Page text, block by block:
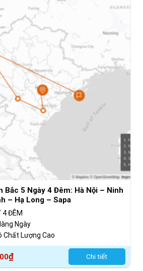
Bắc 5 Ngày 4 Đêm: Hà Nội – Ninh
– Hạ Long – Sapa
4 ĐÊM
Ngày
Chất Lượng Cao
₫ Chi tiết